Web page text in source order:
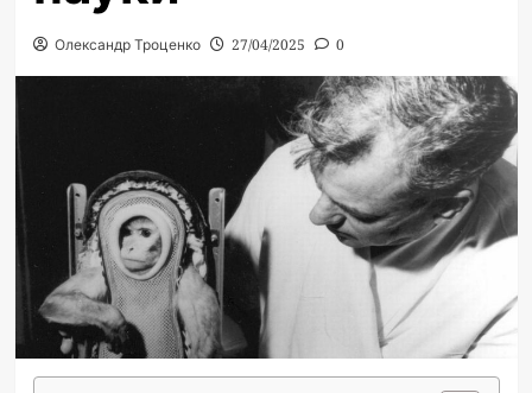
Олександр Троценко 27/04/2025 0